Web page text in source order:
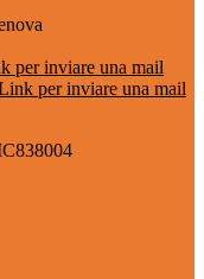
per inviare una mail
per inviare una mail